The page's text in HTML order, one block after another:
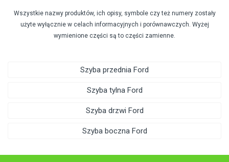
Wszystkie nazwy produktów, ich opisy, symbole czy też numery zostały
użyte wyłącznie w celach informacyjnych i porównawczych. Wyżej
wymienione części są to części zamienne.
Szyba przednia Ford
Szyba tylna Ford
Szyba drzwi Ford
Szyba boczna Ford